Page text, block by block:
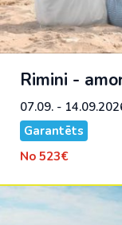
Rimini -
07.09. -
Garantēts
No 523€